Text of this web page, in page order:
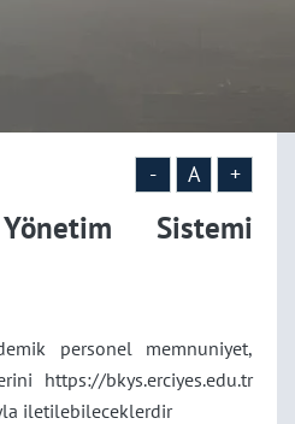
- A +
Sistemi
personel memnuniyet,
https://bkys.erciyes.edu.tr
iletilebileceklerdir